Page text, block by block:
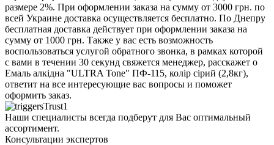
размере 2%. При оформлении заказа на сумму от 3000 грн. по
всей Украине доставка осуществляется бесплатно. По Днепру
бесплатная доставка действует при оформлении заказа на
сумму от 1000 грн. Также у вас есть возможность
воспользоваться услугой обратного звонка, в рамках которой
с вами в течении 30 секунд свяжется менеджер, расскажет о
Емаль алкідна "ULTRA Tone" ПФ-115, колір сірий (2,8кг),
ответит на все интересующие вас вопросы и поможет
оформить заказ.
Наши специалисты всегда подберут для Вас оптимальный
ассортимент.
Консультации экспертов